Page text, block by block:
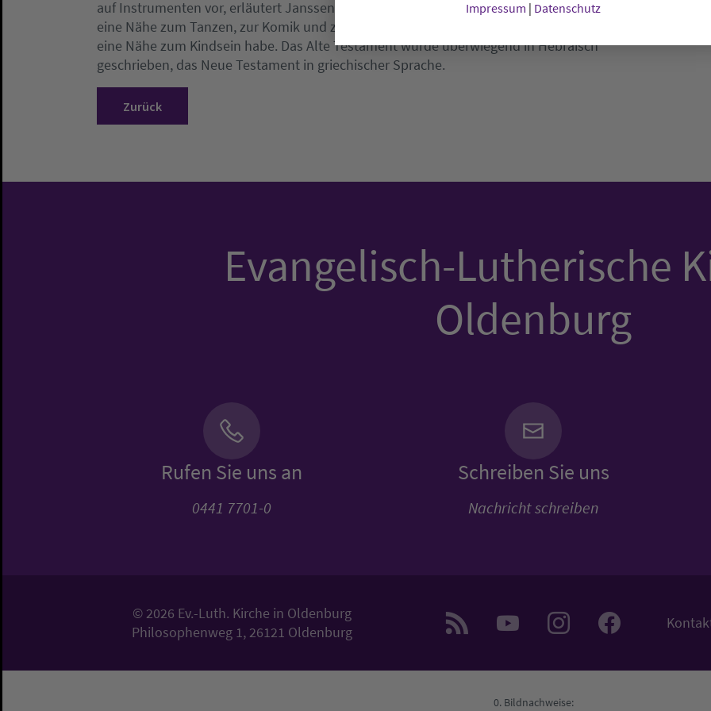
auf Instrumenten vor, erläutert Janssen. In der hebräischen Wort-Wurzel gäbe es überdies
eine Nähe zum Tanzen, zur Komik und zum Lachen, während das griechische Verb für Spielen
eine Nähe zum Kindsein habe. Das Alte Testament wurde überwiegend in Hebräisch
geschrieben, das Neue Testament in griechischer Sprache.
Zurück
Evangelisch-Lutherische
Oldenburg
Rufen Sie uns an
0441 7701-0
Schreiben Sie uns
Nachricht schreiben
© 2026 Ev.-Luth. Kirche in Oldenburg
Philosophenweg 1, 26121 Oldenburg
Bildnachweise:
Impressum | Datenschutz